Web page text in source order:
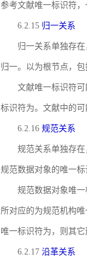
参考文献唯一标识符
6.2.15 归一关系
归一关系单独存
归一。以为根节点，
文献唯一标识符
标识符为。文献中的
6.2.16 规范关系
规范关系单独存
规范数据对象的唯一
规范数据对象唯一
所对应的为规范机构
唯一标识符为，则其
6.2.17 沿革关系